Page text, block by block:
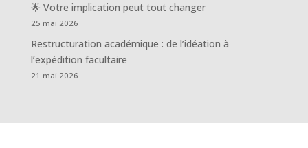
🌟 Votre implication peut tout changer
25 mai 2026
Restructuration académique : de l’idéation à
l’expédition facultaire
21 mai 2026